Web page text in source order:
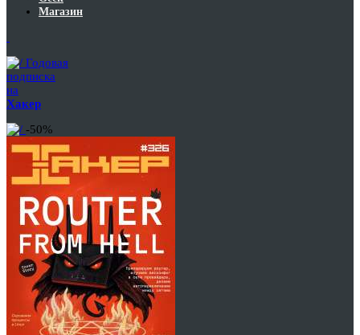
Магазин
Годовая
подписка
на
Хакер
-50%